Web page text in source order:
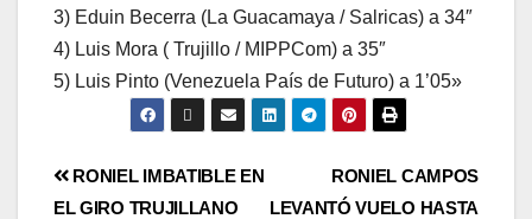
3) Eduin Becerra (La Guacamaya / Salricas) a 34″
4) Luis Mora ( Trujillo / MIPPCom) a 35″
5) Luis Pinto (Venezuela País de Futuro) a 1’05»
RONIEL CAMPOS
LEVANTÓ VUELO HASTA
RONIEL IMBATIBLE EN
EL GIRO TRUJILLANO